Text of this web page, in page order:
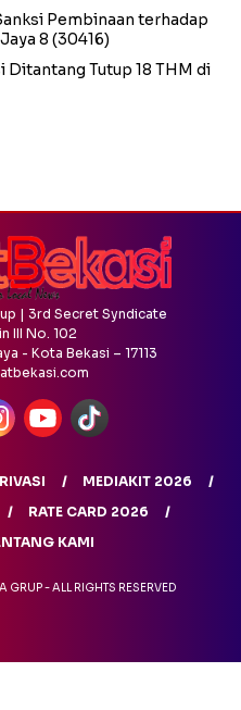
Pembinaan terhadap
8 (30416)
Ditantang Tutup 18 THM di
| 3rd Secret Syndicate
III No. 102
- Kota Bekasi – 17113
MEDIAKIT 2026
RATE CARD 2026
KAMI
GRUP - ALL RIGHTS RESERVED